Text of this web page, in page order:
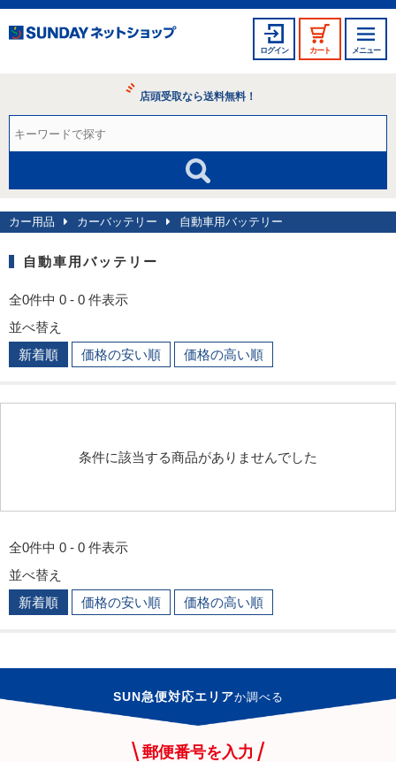
ログイン カート メニュー
店頭受取なら送料無料！
カー用品 カーバッテリー 自動車用バッテリー
自動車用バッテリー
全0件中 0 - 0 件表示
並べ替え
新着順
価格の安い順 価格の高い順
条件に該当する商品がありませんでした
全0件中 0 - 0 件表示
並べ替え
新着順
価格の安い順 価格の高い順
SUN急便対応エリアか調べる
郵便番号を入力